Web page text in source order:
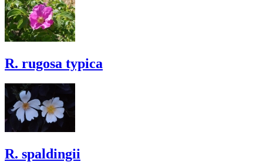
R. rugosa typica
R. spaldingii